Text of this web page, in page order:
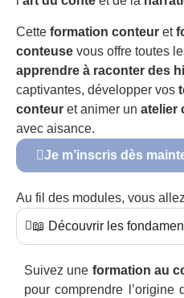
Cette formation conteur et
conteuse vous offre toutes
apprendre à raconter des
captivantes, développer vos
conteur et animer un atelier
avec aisance.
Je m’inscris dès
Au fil des modules, vous
📖 Découvrir les
Suivez une formation au
pour comprendre l’origine